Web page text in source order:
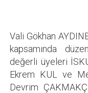
Vali Gökhan
kapsamında
değerli üyeleri
Ekrem KUL ve
Devrim